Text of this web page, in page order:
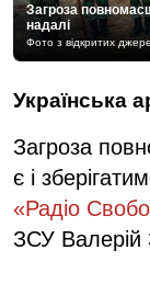
Загроза
надалі
Фото з відкритих
Українська
Загроза
є і
«Радіо
ЗСУ Валерій